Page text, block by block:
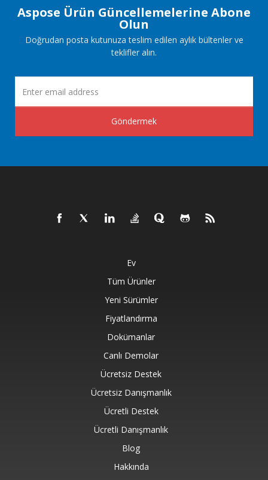
Aspose Ürün Güncellemelerine Abone
Olun
Doğrudan posta kutunuza teslim edilen aylık bültenler ve
teklifler alın.
Göndermek
Ev
Tüm Ürünler
Yeni Sürümler
Fiyatlandırma
Dokümanlar
Canlı Demolar
Ücretsiz Destek
Ücretsiz Danışmanlık
Ücretli Destek
Ücretli Danışmanlık
Blog
Hakkında